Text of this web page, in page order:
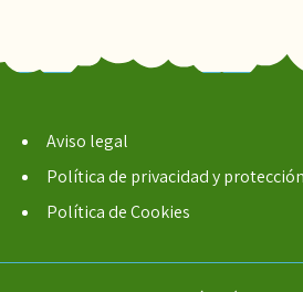
Aviso legal
Política de privacidad y
Política de Cookies